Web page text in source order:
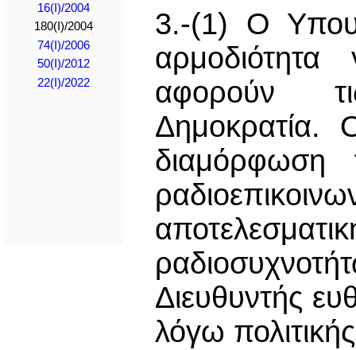
16(I)/2004
180(I)/2004
74(I)/2006
50(I)/2012
22(I)/2022
3.-(1) Ο
αφορούν
Δημοκρατία.
διαμόρφωση
Διευθυντής
λόγω